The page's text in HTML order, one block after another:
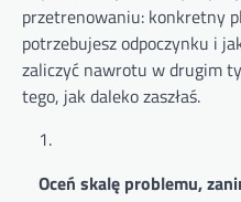
przetrenowaniu: konkretny
potrzebujesz odpoczynku i
zaliczyć nawrotu w drugim
tego, jak daleko zaszłaś.
Oceń skalę problemu,